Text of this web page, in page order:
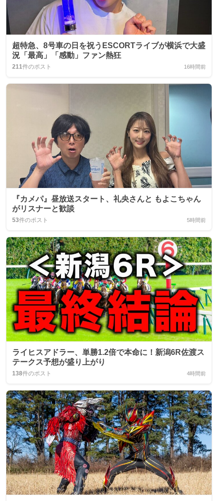
超特急、8号車の日を祝うESCORTライブが横浜で大盛
況「最高」「感動」ファン熱狂
211件のポスト 16時間前
『カメパ』昼放送スタート、礼央さんと もよこちゃん
がリスナーと歓談
53件のポスト 5時間前
ライヒスアドラー、単勝1.2倍で本命に！新潟6R佐渡ス
テークス予想が盛り上がり
138件のポスト 4時間前